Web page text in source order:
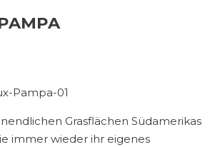
Grasflächen Südamerikas
immer wieder ihr eigenes